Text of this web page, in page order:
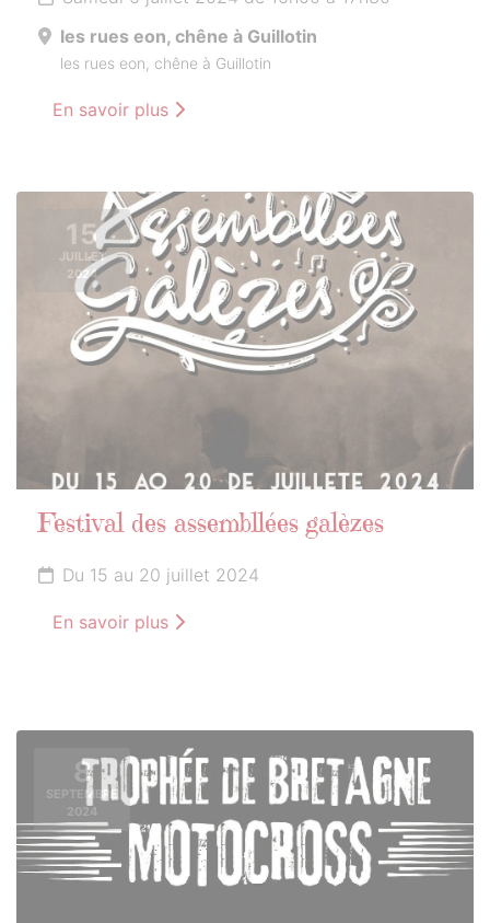
les rues eon, chêne à Guillotin
les rues eon, chêne à Guillotin
En savoir plus
15
JUILLET
2024
Festival des assembllées galèzes
Du 15 au 20 juillet 2024
En savoir plus
8
SEPTEMBRE
2024